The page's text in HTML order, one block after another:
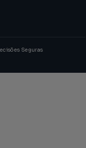
Seguras